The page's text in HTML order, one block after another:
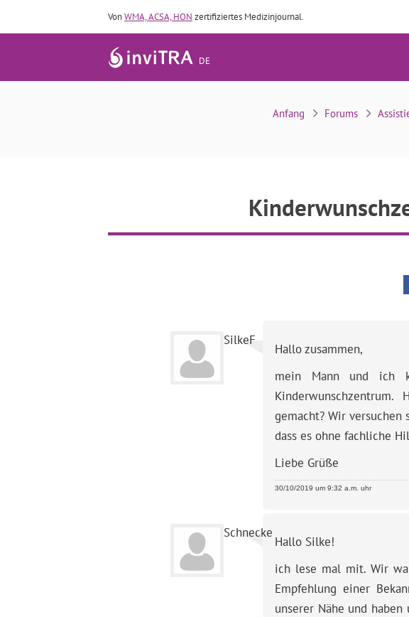
VonWMA, ACSA, HON zertifiziertes Medizinjournal.
DE
Anfang Forums
SilkeF
Hallo zusammen,
mein Mann und ich
gemacht? Wir versuchen
dass es ohne fachliche
Liebe Grüße
30/10/2019 um 9:32 a.m. uhr
Schnecke
Hallo Silke!
ich lese mal mit. Wir
Empfehlung einer
unserer Nähe und